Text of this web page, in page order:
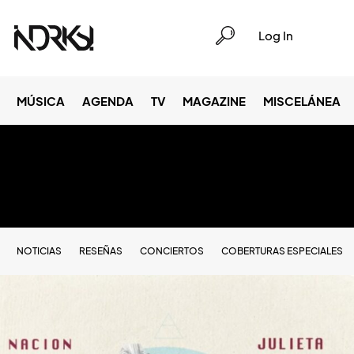
Log In
MÚSICA AGENDA TV MAGAZINE MISCELÁNEA
NOTICIAS RESEÑAS CONCIERTOS COBERTURAS ESPECIALES